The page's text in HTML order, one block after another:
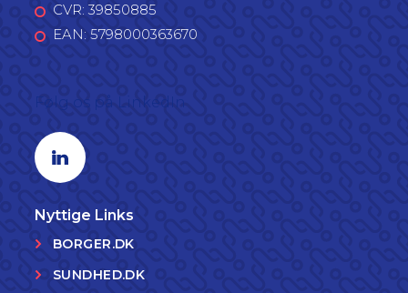
CVR: 39850885
EAN: 5798000363670
Linkedin profil
Nyttige Links
BORGER.DK
SUNDHED.DK